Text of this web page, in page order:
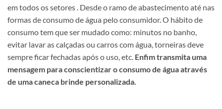
em todos os setores . Desde o ramo de abastecimento até nas
formas de consumo de água pelo consumidor. O hábito de
consumo tem que ser mudado como: minutos no banho,
evitar lavar as calçadas ou carros com água, torneiras deve
sempre ficar fechadas após o uso, etc. Enfim transmita uma
mensagem para conscientizar o consumo de água através
de uma caneca brinde personalizada.